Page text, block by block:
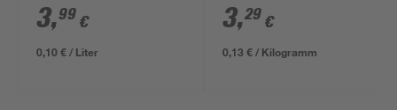
3,99 €
0,10 € / Liter
3,29 €
0,13 € / Kilogramm